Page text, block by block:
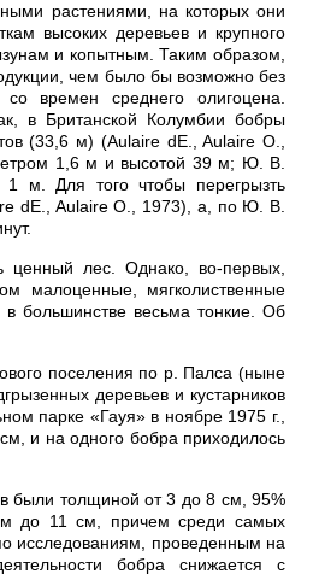
растениями, на которых они
высоких деревьев и крупного
и копытным. Таким образом,
чем было бы возможно без
времен среднего олигоцена.
в Британской Колумбии бобры
(33,6 м) (Aulaire dE., Aulaire О.,
1,6 м и высотой 39 м; Ю. В.
м. Для того чтобы перегрызть
dE., Aulaire О., 1973), а, по Ю. В.
ценный лес. Однако, во-первых,
малоценные, мягколиственные
большинстве весьма тонкие. Об
поселения по р. Палса (ныне
деревьев и кустарников
парке «Гауя» в ноябре 1975 г.,
и на одного бобра приходилось
были толщиной от 3 до 8 см, 95%
до 11 см, причем среди самых
исследованиям, проведенным на
бобра снижается с